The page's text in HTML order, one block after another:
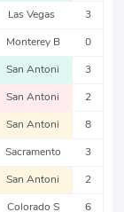
Las Vegas 3
Monterey B 0
San Antoni 3
San Antoni 2
San Antoni 8
Sacramento 3
San Antoni 2
Colorado S 6